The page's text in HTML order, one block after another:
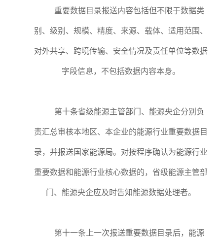
重要数据目录报送内容包括但不限于数据类
别、级别、规模、精度、来源、载体、适用范围、
对外共享、跨境传输、安全情况及责任单位等数据
字段信息，不包括数据内容本身。
第十条省级能源主管部门、能源央企分别负
责汇总审核本地区、本企业的能源行业重要数据目
录，并报送国家能源局。对按程序确认为能源行业
重要数据和能源行业核心数据的，省级能源主管部
门、能源央企应及时告知能源数据处理者。
第十一条上一次报送重要数据目录后，能源